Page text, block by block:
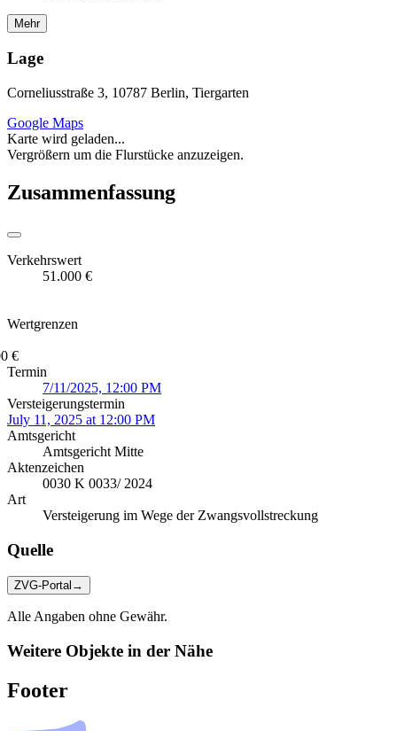
Mehr
Lage
Corneliusstraße 3, 10787 Berlin, Tiergarten
Google Maps
Karte wird geladen...
Vergrößern um die Flurstücke anzuzeigen.
Zusammenfassung
Verkehrswert
51.000 €
Wertgrenzen
€
Termin
7/11/2025, 12:00 PM
Versteigerungstermin
July 11, 2025 at 12:00 PM
Amtsgericht
Amtsgericht Mitte
Aktenzeichen
0030 K 0033/ 2024
Art
Versteigerung im Wege der Zwangsvollstreckung
Quelle
ZVG-Portal →
Alle Angaben ohne Gewähr.
Weitere Objekte in der Nähe
Footer